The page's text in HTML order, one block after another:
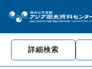
詳細検索